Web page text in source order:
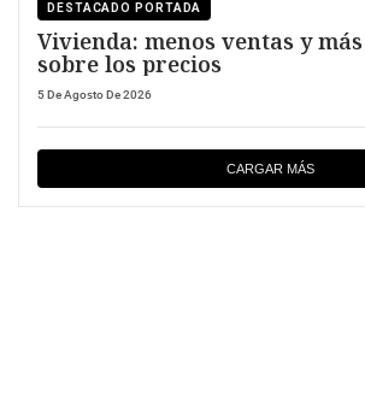
DESTACADO PORTADA
Vivienda: menos ventas y
sobre los precios
5 De Agosto De 2026
CARGAR MÁS